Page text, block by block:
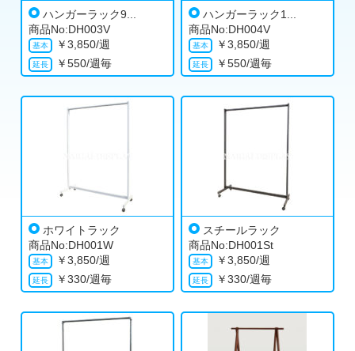
ハンガーラック9...
商品No:DH003V
￥3,850/週
￥550/週毎
ハンガーラック1...
商品No:DH004V
￥ 3,850/週
￥ 550/週毎
ホワイトラック
商品No:DH001W
￥3,850/週
￥330/週毎
スチールラック
商品No:DH001St
￥ 3,850/週
￥ 330/週毎